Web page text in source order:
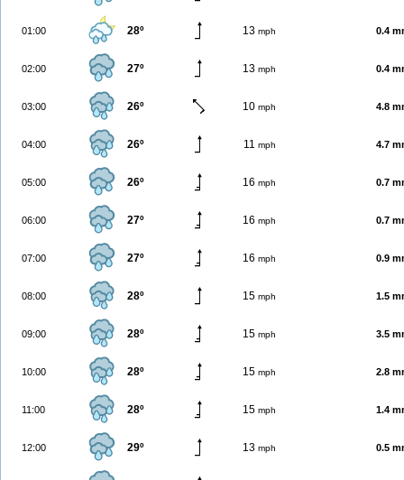
01:00 28º 13 mph 0.4
02:00 27º 13 mph 0.4
03:00 26º 10 mph 4.8
04:00 26º 11 mph 4.7
05:00 26º 16 mph 0.7
06:00 27º 16 mph 0.7
07:00 27º 16 mph 0.9
08:00 28º 15 mph 1.5
09:00 28º 15 mph 3.5
10:00 28º 15 mph 2.8
11:00 28º 15 mph 1.4
12:00 29º 13 mph 0.5